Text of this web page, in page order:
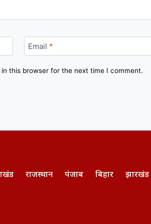
Email *
this browser for the next time I comment.
राजस्थान पंजाब बिहार झारखंड